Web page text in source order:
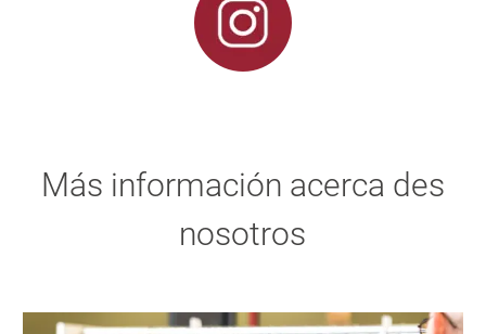
Más información acerca des
nosotros